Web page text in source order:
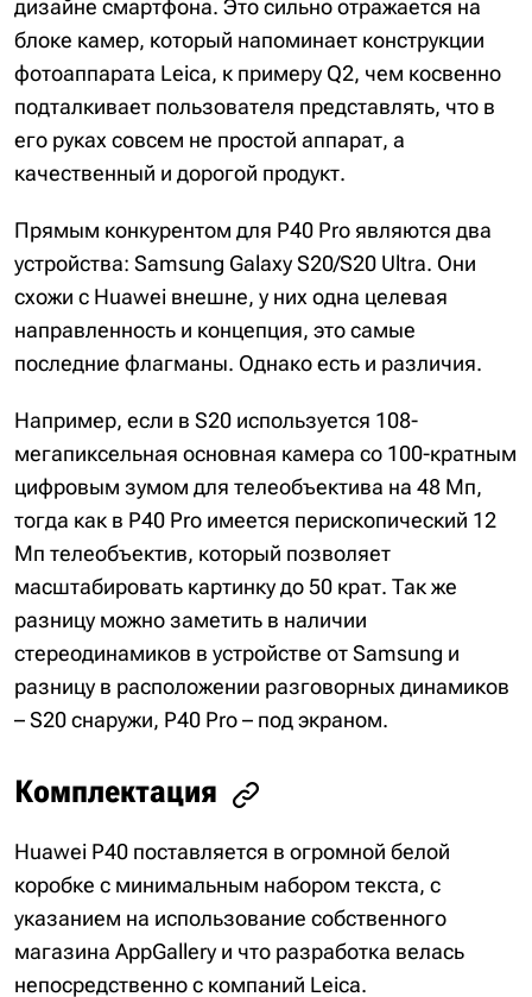
дизайне смартфона. Это сильно отражается на
блоке камер, который напоминает конструкции
фотоаппарата Leica, к примеру Q2, чем косвенно
подталкивает пользователя представлять, что в
его руках совсем не простой аппарат, а
качественный и дорогой продукт.
Прямым конкурентом для P40 Pro являются два
устройства: Samsung Galaxy S20/S20 Ultra. Они
схожи с Huawei внешне, у них одна целевая
направленность и концепция, это самые
последние флагманы. Однако есть и различия.
Например, если в S20 используется 108-
мегапиксельная основная камера со 100-кратным
цифровым зумом для телеобъектива на 48 Мп,
тогда как в P40 Pro имеется перископический 12
Мп телеобъектив, который позволяет
масштабировать картинку до 50 крат. Так же
разницу можно заметить в наличии
стереодинамиков в устройстве от Samsung и
разницу в расположении разговорных динамиков
– S20 снаружи, P40 Pro – под экраном.
Комплектация
Huawei P40 поставляется в огромной белой
коробке с минимальным набором текста, с
указанием на использование собственного
магазина AppGallery и что разработка велась
непосредственно с компаний Leica.